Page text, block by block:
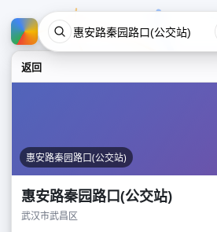
返回
惠安路秦园路口(公交站)
惠安路秦园路口(公交站)
武汉市武昌区